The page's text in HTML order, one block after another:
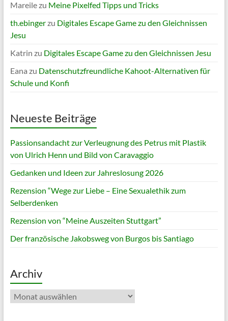
Mareilezu Meine Pixelfed Tipps und Tricks
th.ebingerzu Digitales Escape Game zu den Gleichnissen
Jesu
Katrin zu Digitales Escape Game zu den Gleichnissen Jesu
Eana zu Datenschutzfreundliche Kahoot-Alternativen für
Schule und Konfi
Neueste Beiträge
Passionsandacht zur Verleugnung des Petrus mit Plastik
von Ulrich Henn und Bild von Caravaggio
Gedanken und Ideen zur Jahreslosung 2026
Rezension “Wege zur Liebe – Eine Sexualethik zum
Selberdenken
Rezension von “Meine Auszeiten Stuttgart”
Der französische Jakobsweg von Burgos bis Santiago
Archiv
Archiv